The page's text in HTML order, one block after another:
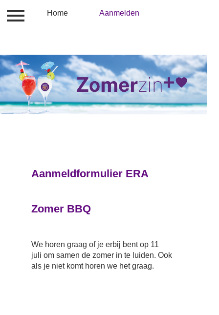
Aanmelden
Contact
Inloggen Home Aanmelden
Aanmeldformulier ERA
Zomer BBQ
We horen graag of je erbij bent op 11
juli om samen de zomer in te luiden. Ook
als je niet komt horen we het graag.